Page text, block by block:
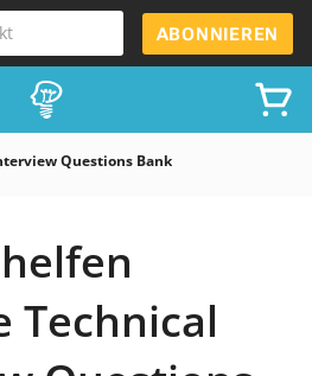
ABONNIEREN
Questions Bank
Technical